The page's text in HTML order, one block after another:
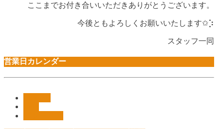
ここまでお付き合いいただきありがとうございます。
今後ともよろしくお願いいたします✩︎⡱
スタッフ一同
営業日カレンダー